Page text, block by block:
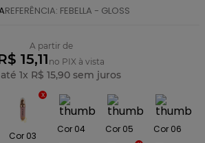
REFERÊNCIA: FEBELLA - GLOSS
A partir de
15,11no PIX à vista
1x R$ 15,90sem juros
Cor 03
Cor 04 Cor 05 Cor 06